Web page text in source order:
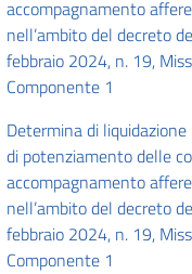
accompagnamento
nell’ambito del decreto
febbraio 2024, n. 19,
Componente 1
Determina di
di potenziamento delle
accompagnamento
nell’ambito del decreto
febbraio 2024, n. 19,
Componente 1